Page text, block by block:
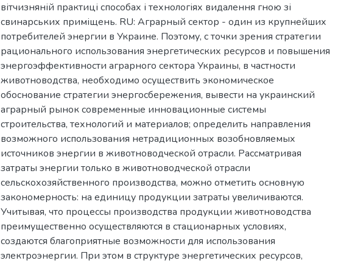
вітчизняній практиці способах і технологіях видалення гною зі
свинарських приміщень. RU: Аграрный сектор - один из крупнейших
потребителей энергии в Украине. Поэтому, с точки зрения стратегии
рационального использования энергетических ресурсов и повышения
энергоэффективности аграрного сектора Украины, в частности
животноводства, необходимо осуществить экономическое
обоснование стратегии энергосбережения, вывести на украинский
аграрный рынок современные инновационные системы
строительства, технологий и материалов; определить направления
возможного использования нетрадиционных возобновляемых
источников энергии в животноводческой отрасли. Рассматривая
затраты энергии только в животноводческой отрасли
сельскохозяйственного производства, можно отметить основную
закономерность: на единицу продукции затраты увеличиваются.
Учитывая, что процессы производства продукции животноводства
преимущественно осуществляются в стационарных условиях,
создаются благоприятные возможности для использования
электроэнергии. При этом в структуре энергетических ресурсов,